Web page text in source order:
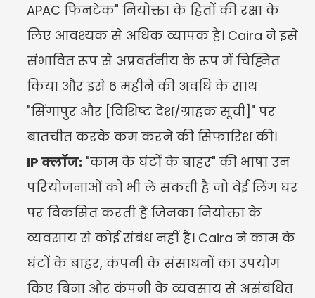
APAC फिनटेक" नियोक्ता के हितों की रक्षा के
लिए आवश्यक से अधिक व्यापक है। Caira ने इसे
संभावित रूप से अप्रवर्तनीय के रूप में चिह्नित
किया और इसे 6 महीने की अवधि के साथ
"सिंगापुर और [विशिष्ट देश/ग्राहक सूची]" पर
बातचीत करके कम करने की सिफारिश की।
IP क्लॉज: "काम के घंटों के बाहर" की भाषा उन
परियोजनाओं को भी ले सकती है जो वेई लिंग घर
पर विकसित करती हैं जिनका नियोक्ता के
व्यवसाय से कोई संबंध नहीं है। Caira ने काम के
घंटों के बाहर, कंपनी के संसाधनों का उपयोग
किए बिना और कंपनी के व्यवसाय से असंबंधित